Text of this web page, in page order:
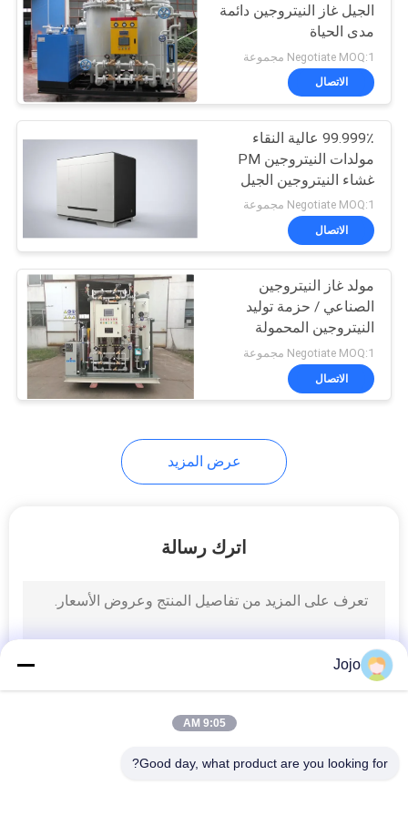
الجيل غاز النيتروجين دائمة
مدى الحياة
Negotiate MOQ:1 مجموعة
الاتصال
99.999٪ عالية النقاء
مولدات النيتروجين PM
غشاء النيتروجين الجيل
الغاز
Negotiate MOQ:1 مجموعة
الاتصال
مولد غاز النيتروجين
الصناعي / حزمة توليد
النيتروجين المحمولة
Negotiate MOQ:1 مجموعة
الاتصال
عرض المزيد
اترك رسالة
Jojo
9:05 AM
Good day, what product are you looking for?